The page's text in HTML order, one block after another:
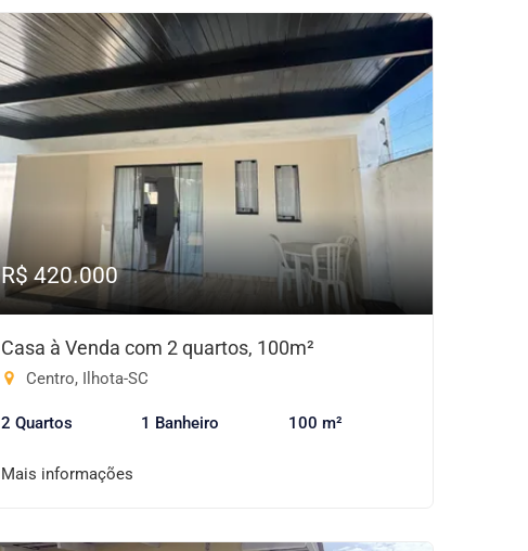
R$ 420.000
Casa à Venda com 2 quartos, 100m²
Centro, Ilhota-SC
2 Quartos 1 Banheiro 100 m²
Mais informações